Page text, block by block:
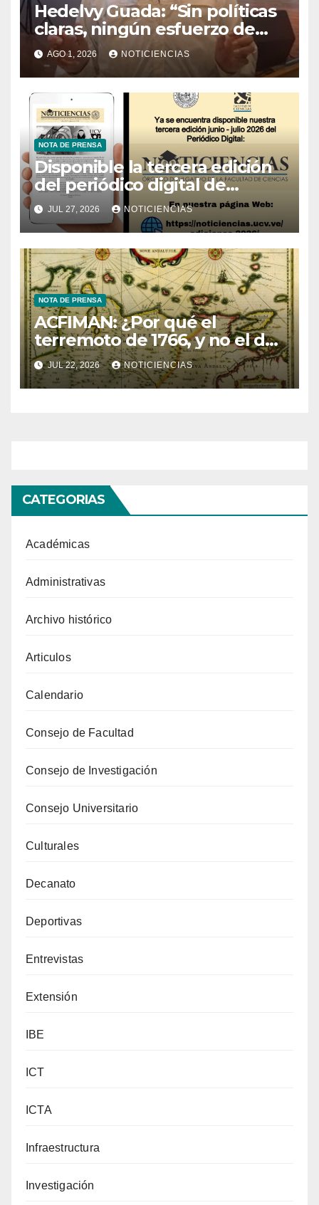
Hedelvy Guada: “Sin políticas
claras, ningún esfuerzo de
conservación rendirá frutos”
AGO 1, 2026 NOTICIENCIAS
NOTA DE PRENSA
Disponible la tercera edición
del periódico digital de
Noticiencias 2026
JUL 27, 2026 NOTICIENCIAS
NOTA DE PRENSA
ACFIMAN: ¿Por qué el
terremoto de 1766, y no el de
1530, fue útil para la
sismología venezolana?
JUL 22, 2026 NOTICIENCIAS
CATEGORIAS
Académicas
Administrativas
Archivo histórico
Articulos
Calendario
Consejo de Facultad
Consejo de Investigación
Consejo Universitario
Culturales
Decanato
Deportivas
Entrevistas
Extensión
IBE
ICT
ICTA
Infraestructura
Investigación